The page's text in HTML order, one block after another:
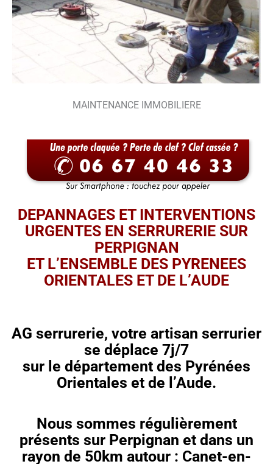
MAINTENANCE IMMOBILIERE
DEPANNAGES ET INTERVENTIONS
URGENTES EN SERRURERIE SUR
PERPIGNAN
ET L’ENSEMBLE DES PYRENEES
ORIENTALES ET DE L’AUDE
AG serrurerie, votre artisan serrurier
se déplace 7j/7
sur le département des Pyrénées
Orientales et de l’Aude.
Nous sommes régulièrement
présents sur Perpignan et dans un
rayon de 50km autour : Canet-en-